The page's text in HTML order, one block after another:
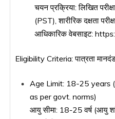
चयन प्रक्रिया: लिखित
(PST), शारीरिक दक्षता
आधिकारिक वेबसाइट:
Eligibility Criteria: पात्रता
Age Limit: 18-25 years
as per govt. norms)
आयु सीमा: 18-25 वर्ष (आयु